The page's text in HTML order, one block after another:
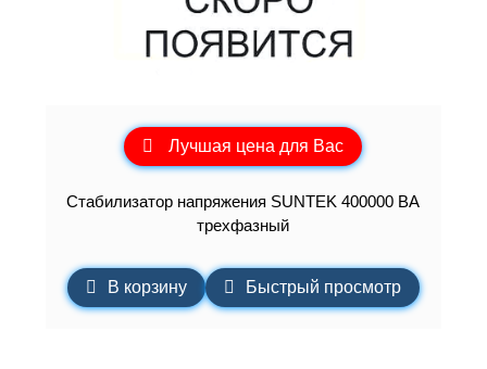
Лучшая цена для Вас
Стабилизатор напряжения SUNTEK 400000 ВА
трехфазный
В корзину Быстрый просмотр